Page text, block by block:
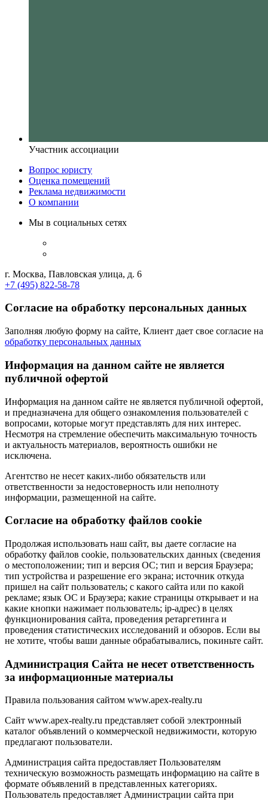
Участник ассоциации
Вопрос юристу
Оценка помещений
Реклама недвижимости
О компании
Мы в социальных сетях
г. Москва, Павловская улица, д. 6
+7 (495) 822-58-78
Согласие на обработку персональных данных
Заполняя любую форму на сайте, Клиент дает свое согласие на
обработку персональных данных
Информация на данном сайте не является
публичной офертой
Информация на данном сайте не является публичной офертой,
и предназначена для общего ознакомления пользователей с
вопросами, которые могут представлять для них интерес.
Несмотря на стремление обеспечить максимальную точность
и актуальность материалов, вероятность ошибки не
исключена.
Агентство не несет каких-либо обязательств или
ответственности за недостоверность или неполноту
информации, размещенной на сайте.
Cогласие на обработку файлов cookie
Продолжая использовать наш сайт, вы даете согласие на
обработку файлов cookie, пользовательских данных (сведения
о местоположении; тип и версия ОС; тип и версия Браузера;
тип устройства и разрешение его экрана; источник откуда
пришел на сайт пользователь; с какого сайта или по какой
рекламе; язык ОС и Браузера; какие страницы открывает и на
какие кнопки нажимает пользователь; ip-адрес) в целях
функционирования сайта, проведения ретаргетинга и
проведения статистических исследований и обзоров. Если вы
не хотите, чтобы ваши данные обрабатывались, покиньте сайт.
Администрация Сайта не несет ответственность
за информационные материалы
Правила пользования сайтом www.apex-realty.ru
Сайт www.apex-realty.ru представляет собой электронный
каталог объявлений о коммерческой недвижимости, которую
предлагают пользователи.
Администрация сайта предоставляет Пользователям
техническую возможность размещать информацию на сайте в
формате объявлений в представленных категориях.
Пользователь предоставляет Администрации сайта при